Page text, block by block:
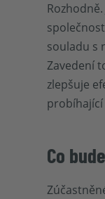
souladu s
Zavedení
zlepšuje
probíhající
Co